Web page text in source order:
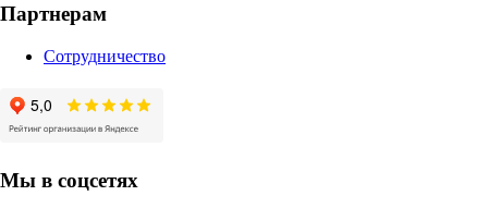
Партнерам
Сотрудничество
Мы в соцсетях